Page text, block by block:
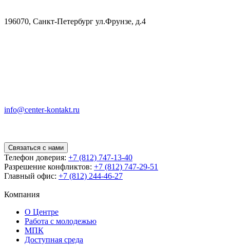
196070, Санкт-Петербург ул.Фрунзе, д.4
info@center-kontakt.ru
Связаться с нами
Телефон доверия: +7 (812) 747-13-40
Разрешение конфликтов: +7 (812) 747-29-51
Главный офис: +7 (812) 244-46-27
Компания
О Центре
Работа с молодежью
МПК
Доступная среда